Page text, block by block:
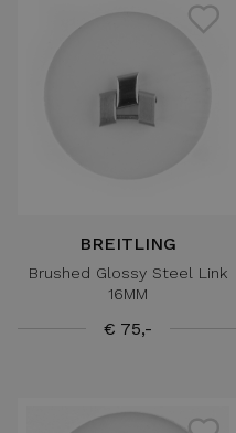
BREITLING
Brushed Glossy Steel Link
16MM
€ 75,-